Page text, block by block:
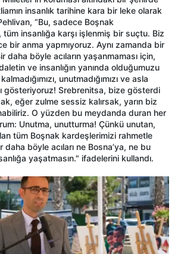
insanlık tarihine kara bir leke olarak
“Bu, sadece Boşnak
insanlığa karşı işlenmiş bir suçtu. Biz
bir anma yapmıyoruz. Aynı zamanda bir
daha böyle acıların yaşanmaması için,
ve insanlığın yanında olduğumuzu
unutmadığımızı ve asla
gösteriyoruz! Srebrenitsa, bize gösterdi
eğer zulme sessiz kalırsak, yarın biz
O yüzden bu meydanda duran her
Unutma, unutturma! Çünkü unutan,
tüm Boşnak kardeşlerimizi rahmetle
daha böyle acıları ne Bosna’ya, ne bu
yaşatmasın." ifadelerini kullandı.